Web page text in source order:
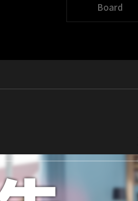
Board